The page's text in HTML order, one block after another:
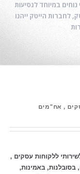
במיוחד לנסיעות
לחברות הייטק ייהנו
, אח"מים
רבה לשירותי ללקוחות עסקים ,
בסובלנות, באמינות,